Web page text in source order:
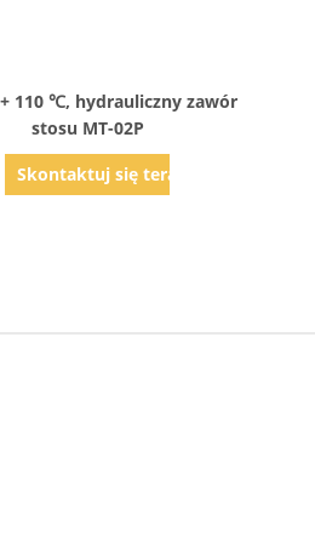
110 ℃, hydrauliczny zawór
stosu MT-02P
Skontaktuj się teraz